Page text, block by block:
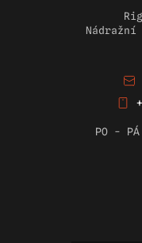
PO - PÁ